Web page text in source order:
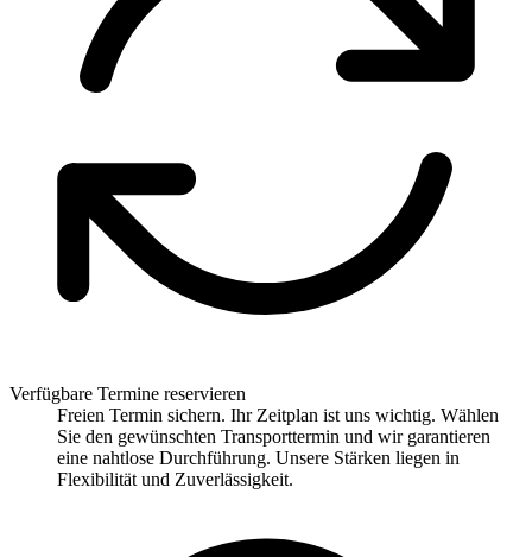
Verfügbare Termine reservieren
Freien Termin sichern. Ihr Zeitplan ist uns wichtig. Wählen
Sie den gewünschten Transporttermin und wir garantieren
eine nahtlose Durchführung. Unsere Stärken liegen in
Flexibilität und Zuverlässigkeit.